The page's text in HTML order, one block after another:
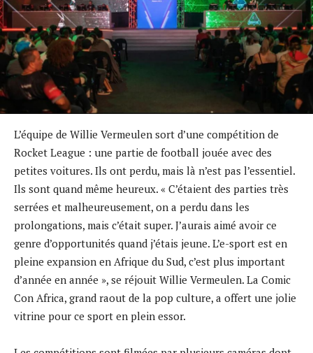
L’équipe de Willie Vermeulen sort d’une compétition de
Rocket League : une partie de football jouée avec des
petites voitures. Ils ont perdu, mais là n’est pas l’essentiel.
Ils sont quand même heureux. « C’étaient des parties très
serrées et malheureusement, on a perdu dans les
prolongations, mais c’était super. J’aurais aimé avoir ce
genre d’opportunités quand j’étais jeune. L’e-sport est en
pleine expansion en Afrique du Sud, c’est plus important
d’année en année », se réjouit Willie Vermeulen. La Comic
Con Africa, grand raout de la pop culture, a offert une jolie
vitrine pour ce sport en plein essor.